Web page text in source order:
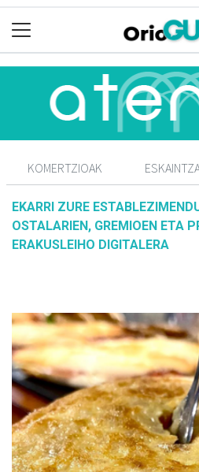
KOMERTZIOAK
EKARRI ZURE
OSTALARIEN, GREMIOEN ETA
ERAKUSLEIHO DIGITALERA